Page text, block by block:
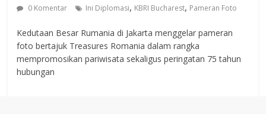
0 Komentar
Ini Diplomasi, KBRI Bucharest, Pameran Foto
Kedutaan Besar Rumania di Jakarta menggelar pameran
foto bertajuk Treasures Romania dalam rangka
mempromosikan pariwisata sekaligus peringatan 75 tahun
hubungan